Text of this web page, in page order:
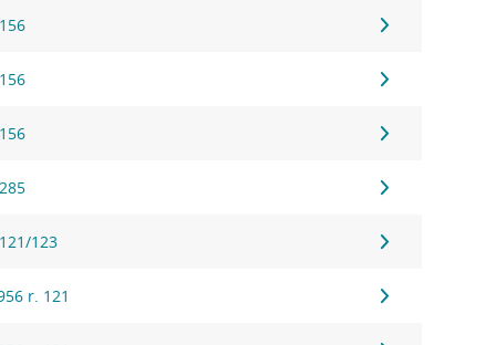
123
r. 121